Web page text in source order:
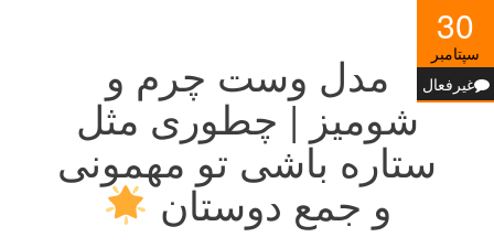
30
سپتامبر
غیرفعال
مدل وست چرم و
شومیز | چطوری مثل
ستاره باشی تو مهمونی
و جمع دوستان